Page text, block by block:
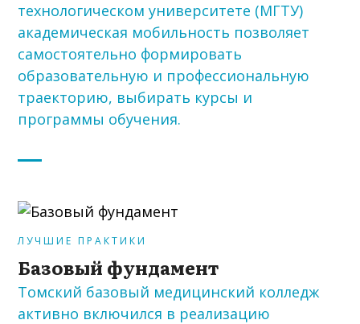
технологическом университете (МГТУ)
академическая мобильность позволяет
самостоятельно формировать
образовательную и профессиональную
траекторию, выбирать курсы и
программы обучения.
ЛУЧШИЕ ПРАКТИКИ
Базовый фундамент
Томский базовый медицинский колледж
активно включился в реализацию